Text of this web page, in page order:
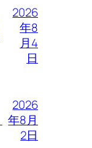
2026
年8
月4
日
2026
年8月
2日